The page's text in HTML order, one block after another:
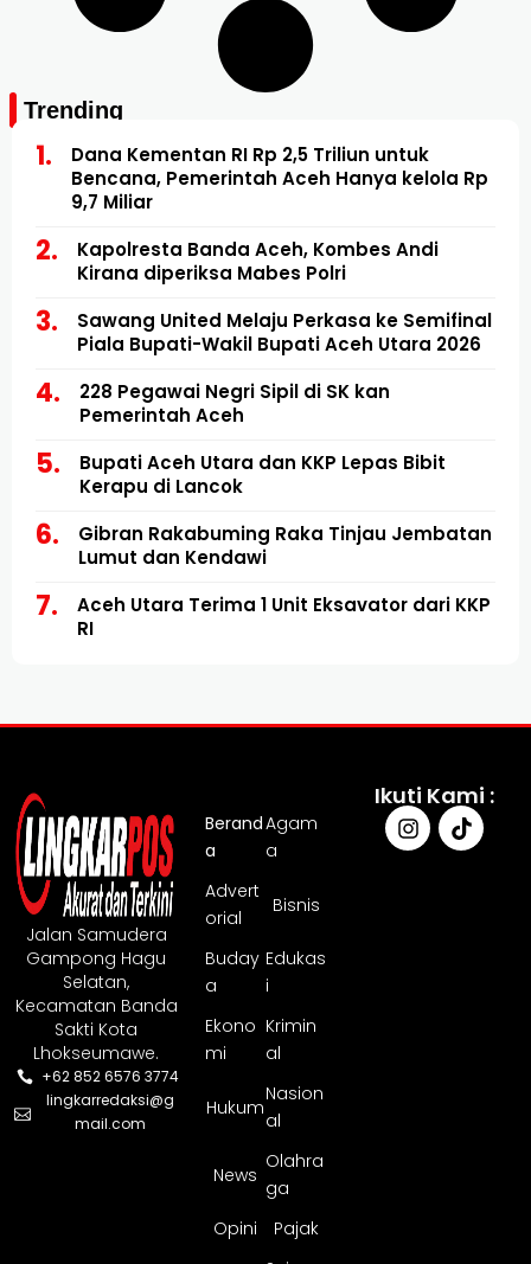
Trending
Dana Kementan RI Rp 2,5 Triliun untuk
Bencana, Pemerintah Aceh Hanya kelola Rp
9,7 Miliar
Kapolresta Banda Aceh, Kombes Andi
Kirana diperiksa Mabes Polri
Sawang United Melaju Perkasa ke Semifinal
Piala Bupati-Wakil Bupati Aceh Utara 2026
228 Pegawai Negri Sipil di SK kan
Pemerintah Aceh
Bupati Aceh Utara dan KKP Lepas Bibit
Kerapu di Lancok
Gibran Rakabuming Raka Tinjau Jembatan
Lumut dan Kendawi
Aceh Utara Terima 1 Unit Eksavator dari KKP
RI
Jalan Samudera
Gampong Hagu
Selatan,
Kecamatan Banda
Sakti Kota
Lhokseumawe.
+62 852 6576 3774
lingkarredaksi@g
mail.com
Berand
a
Agam
a
Advert
orial
Bisnis
Buday
a
Edukas
i
Ekono
mi
Krimin
al
Hukum
Nasion
al
News
Olahra
ga
Opini
Pajak
Ikuti Kami :